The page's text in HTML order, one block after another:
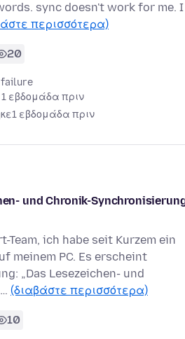
sync doesn't work for me. I
περισσότερα)
20
failure
1 εβδομάδα πριν
1 εβδομάδα πριν
und Chronik-
Team, ich habe seit Kurzem ein
meinem PC. Es erscheint
„Das Lesezeichen- und
(διαβάστε περισσότερα)
10